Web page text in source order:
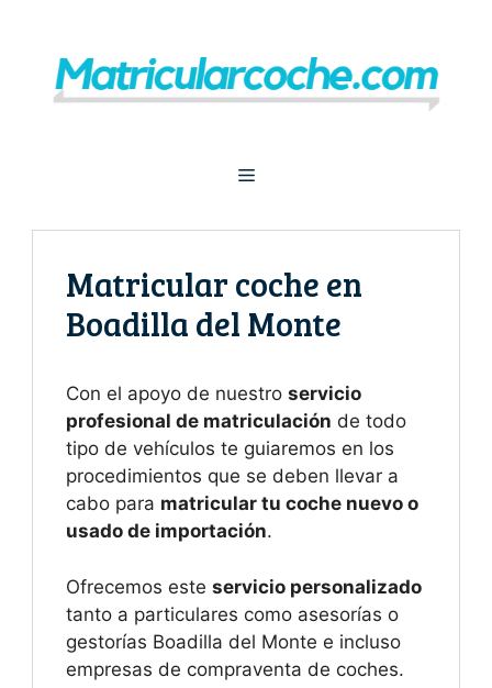
contenido
Menú
Matricular coche en
Boadilla del Monte
Con el apoyo de nuestro servicio
profesional de matriculación de todo
tipo de vehículos te guiaremos en los
procedimientos que se deben llevar a
cabo para matricular tu coche nuevo o
usado de importación.
Ofrecemos este servicio personalizado
tanto a particulares como asesorías o
gestorías Boadilla del Monte e incluso
empresas de compraventa de coches.